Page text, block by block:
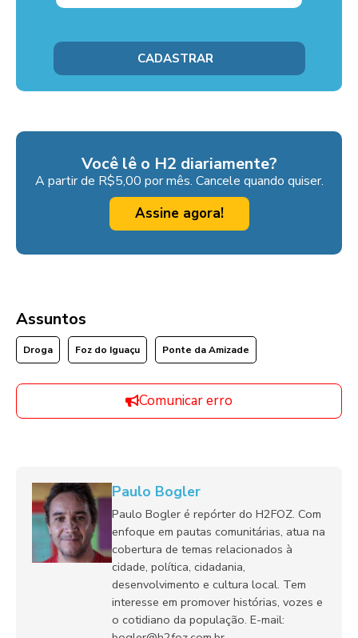
Você lê o H2 diariamente?
A partir de R$5,00 por mês. Cancele quando quiser.
Assine agora!
Assuntos
Droga Foz do Iguaçu Ponte da Amizade
Comunicar erro
Paulo Bogler
Paulo Bogler é repórter do H2FOZ. Com
enfoque em pautas comunitárias, atua na
cobertura de temas relacionados à
cidade, política, cidadania,
desenvolvimento e cultura local. Tem
interesse em promover histórias, vozes e
o cotidiano da população. E-mail: